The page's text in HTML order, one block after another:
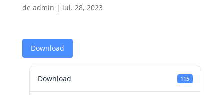
de admin | iul. 28, 2023
Download
Download 115